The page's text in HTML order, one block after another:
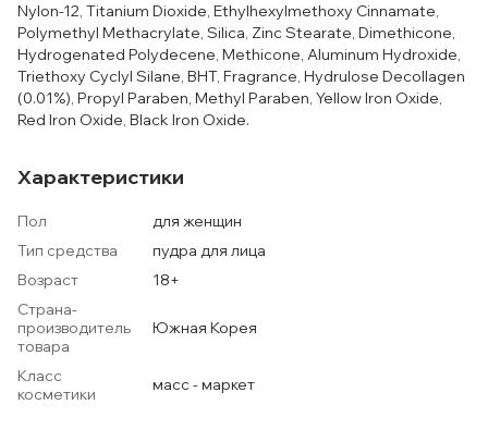
Nylon-12, Titanium Dioxide, Ethylhexylmethoxy Cinnamate,
Polymethyl Methacrylate, Silica, Zinc Stearate, Dimethicone,
Hydrogenated Polydecene, Methicone, Aluminum Hydroxide,
Triethoxy Cyclyl Silane, BHT, Fragrance, Hydrulose Decollagen
(0.01%), Propyl Paraben, Methyl Paraben, Yellow Iron Oxide,
Red Iron Oxide, Black Iron Oxide.
Характеристики
Пол
для женщин
Тип средства
пудра для лица
Возраст
18+
Страна-
производитель
товара
Южная Корея
Класс
косметики
масс - маркет